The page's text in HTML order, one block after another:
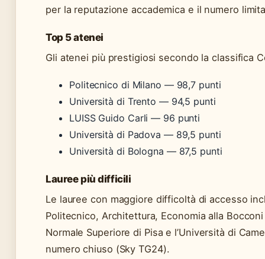
per la reputazione accademica e il numero
Top 5 atenei
Gli atenei più prestigiosi secondo la classifica
Politecnico di Milano — 98,7 punti
Università di Trento — 94,5 punti
LUISS Guido Carli — 96 punti
Università di Padova — 89,5 punti
Università di Bologna — 87,5 punti
Lauree più difficili
Le lauree con maggiore difficoltà di accesso
Politecnico, Architettura, Economia alla
Normale Superiore di Pisa e l’Università di
numero chiuso (Sky TG24).